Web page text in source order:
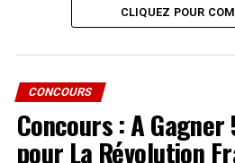
1/ Comment s’appellaient les deux
CLIQUEZ POUR
CONCOURS
Concours : A
pour La Révolution